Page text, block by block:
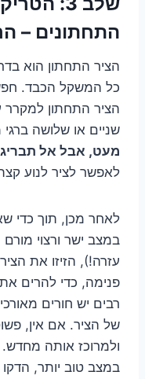
התחתונים –
הציר התחתון הוא
כל המשקל הכבד.
הציר התחתון למקרר
שניים או שלושה
מעט, אבל אל
לאפשר לציר לנוע
לאחר מכן, תוך כדי
במצב ישר ורצוי
עזרה!), הזיזו את
פנימה, כדי להרים
רבים יש חורים
של הציר. אם אין,
ולמרוכז אותה
במצב טוב יותר,